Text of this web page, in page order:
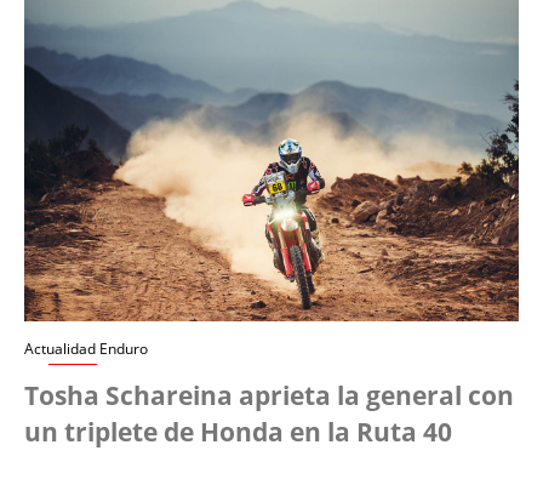
Actualidad Enduro
Tosha Schareina aprieta la general con
un triplete de Honda en la Ruta 40